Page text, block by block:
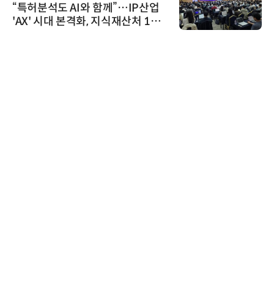
“특허분석도 AI와 함께”…IP산업
'AX' 시대 본격화, 지식재산처 1호